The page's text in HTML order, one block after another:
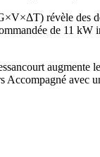
révèle
de 11
avec